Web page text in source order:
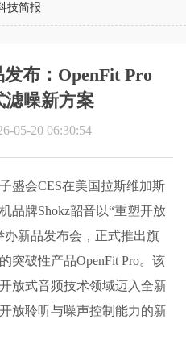
技简报
发布：OpenFit Pro
滤噪新方案
05-20 06:30:54
盛会CES在美国拉斯维加斯
品牌Shokz韶音以“重塑开放
办新品发布会，正式推出旗
突破性产品OpenFit Pro。该
放式音频技术领域迈入全新
放聆听与噪声控制能力的新